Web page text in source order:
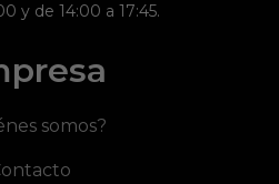
y de 14:00 a 17:45.
somos?